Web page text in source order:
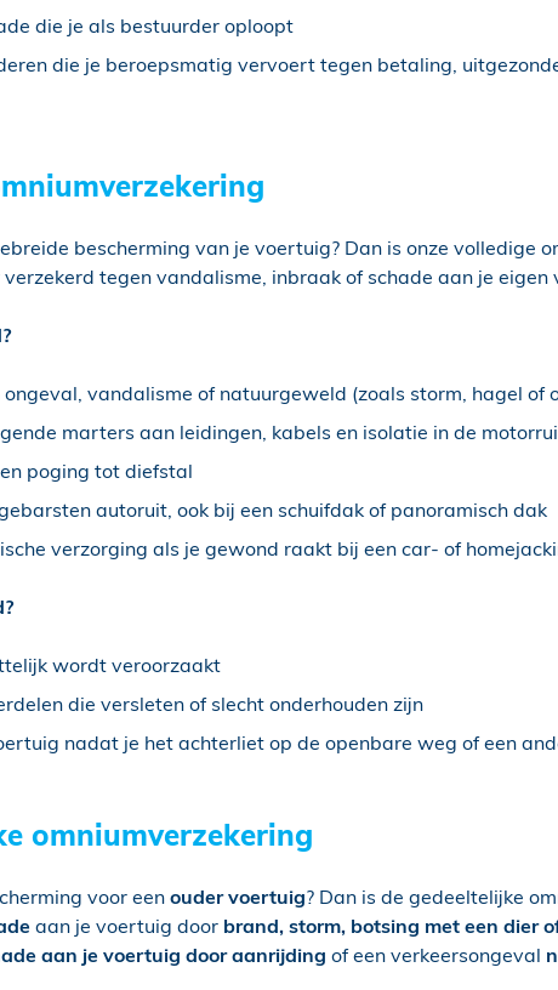
die je als bestuurder oploopt
die je beroepsmatig vervoert tegen betaling,
bescherming van je voertuig? Dan is onze volledige
tegen vandalisme, inbraak of schade aan je eigen
ongeval, vandalisme of natuurgeweld (zoals storm, hagel of
marters aan leidingen, kabels en isolatie in de
poging tot diefstal
autoruit, ook bij een schuifdak of panoramisch dak
verzorging als je gewond raakt bij een car- of
wordt veroorzaakt
die versleten of slecht onderhouden zijn
nadat je het achterliet op de openbare weg of een
omniumverzekering
voor eenouder voertuig? Dan is de gedeeltelijke
aan je voertuig door brand, storm, botsing met een dier
aan je voertuig door aanrijding of een verkeersongeval